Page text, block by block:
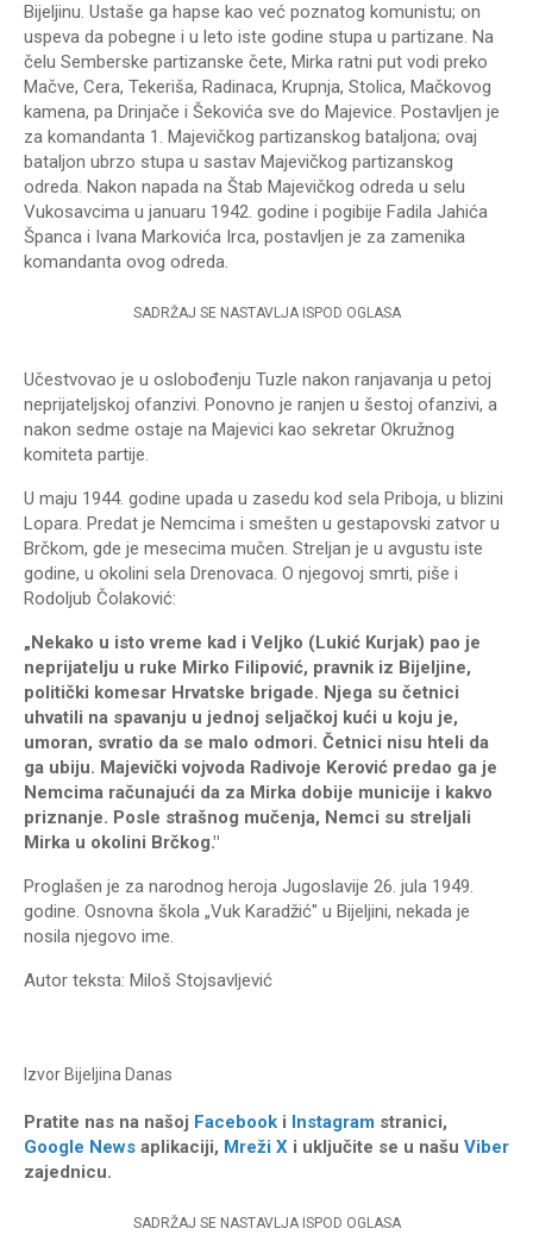
Bijeljinu. Ustaše ga hapse kao već poznatog komunistu; on
uspeva da pobegne i u leto iste godine stupa u partizane. Na
čelu Semberske partizanske čete, Mirka ratni put vodi preko
Mačve, Cera, Tekeriša, Radinaca, Krupnja, Stolica, Mačkovog
kamena, pa Drinjače i Šekovića sve do Majevice. Postavljen je
za komandanta 1. Majevičkog partizanskog bataljona; ovaj
bataljon ubrzo stupa u sastav Majevičkog partizanskog
odreda. Nakon napada na Štab Majevičkog odreda u selu
Vukosavcima u januaru 1942. godine i pogibije Fadila Jahića
Španca i Ivana Markovića Irca, postavljen je za zamenika
komandanta ovog odreda.
SADRŽAJ SE NASTAVLJA ISPOD OGLASA
Učestvovao je u oslobođenju Tuzle nakon ranjavanja u petoj
neprijateljskoj ofanzivi. Ponovno je ranjen u šestoj ofanzivi, a
nakon sedme ostaje na Majevici kao sekretar Okružnog
komiteta partije.
U maju 1944. godine upada u zasedu kod sela Priboja, u blizini
Lopara. Predat je Nemcima i smešten u gestapovski zatvor u
Brčkom, gde je mesecima mučen. Streljan je u avgustu iste
godine, u okolini sela Drenovaca. O njegovoj smrti, piše i
Rodoljub Čolaković:
„Nekako u isto vreme kad i Veljko (Lukić Kurjak) pao je
neprijatelju u ruke Mirko Filipović, pravnik iz Bijeljine,
politički komesar Hrvatske brigade. Njega su četnici
uhvatili na spavanju u jednoj seljačkoj kući u koju je,
umoran, svratio da se malo odmori. Četnici nisu hteli da
ga ubiju. Majevički vojvoda Radivoje Kerović predao ga je
Nemcima računajući da za Mirka dobije municije i kakvo
priznanje. Posle strašnog mučenja, Nemci su streljali
Mirka u okolini Brčkog."
Proglašen je za narodnog heroja Jugoslavije 26. jula 1949.
godine. Osnovna škola „Vuk Karadžić" u Bijeljini, nekada je
nosila njegovo ime.
Autor teksta: Miloš Stojsavljević
Izvor Bijeljina Danas
Pratite nas na našoj Facebook i Instagram stranici,
Google News aplikaciji, Mreži X i uključite se u našu Viber
zajednicu.
SADRŽAJ SE NASTAVLJA ISPOD OGLASA